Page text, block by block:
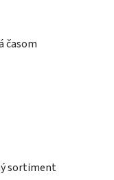
časom
sortiment